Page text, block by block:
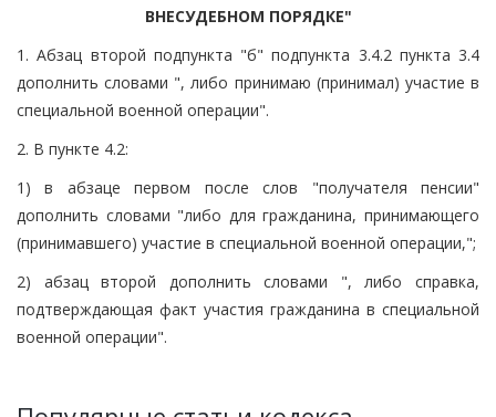
ВНЕСУДЕБНОМ ПОРЯДКЕ"
1. Абзац второй подпункта "б" подпункта 3.4.2 пункта 3.4
дополнить словами ", либо принимаю (принимал) участие в
специальной военной операции".
2. В пункте 4.2:
1) в абзаце первом после слов "получателя пенсии"
дополнить словами "либо для гражданина, принимающего
(принимавшего) участие в специальной военной операции,";
2) абзац второй дополнить словами ", либо справка,
подтверждающая факт участия гражданина в специальной
военной операции".